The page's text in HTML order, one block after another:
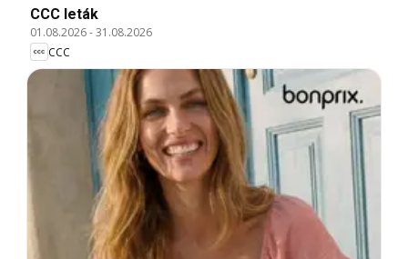
CCC leták
01.08.2026-31.08.2026
CCC